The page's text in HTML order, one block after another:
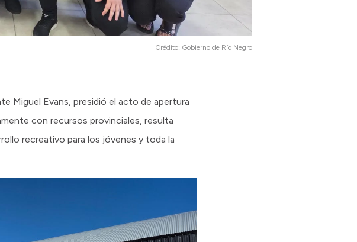
Crédito: Gobierno de Río Negro
Miguel Evans, presidió el acto de apertura
con recursos provinciales, resulta
recreativo para los jóvenes y toda la